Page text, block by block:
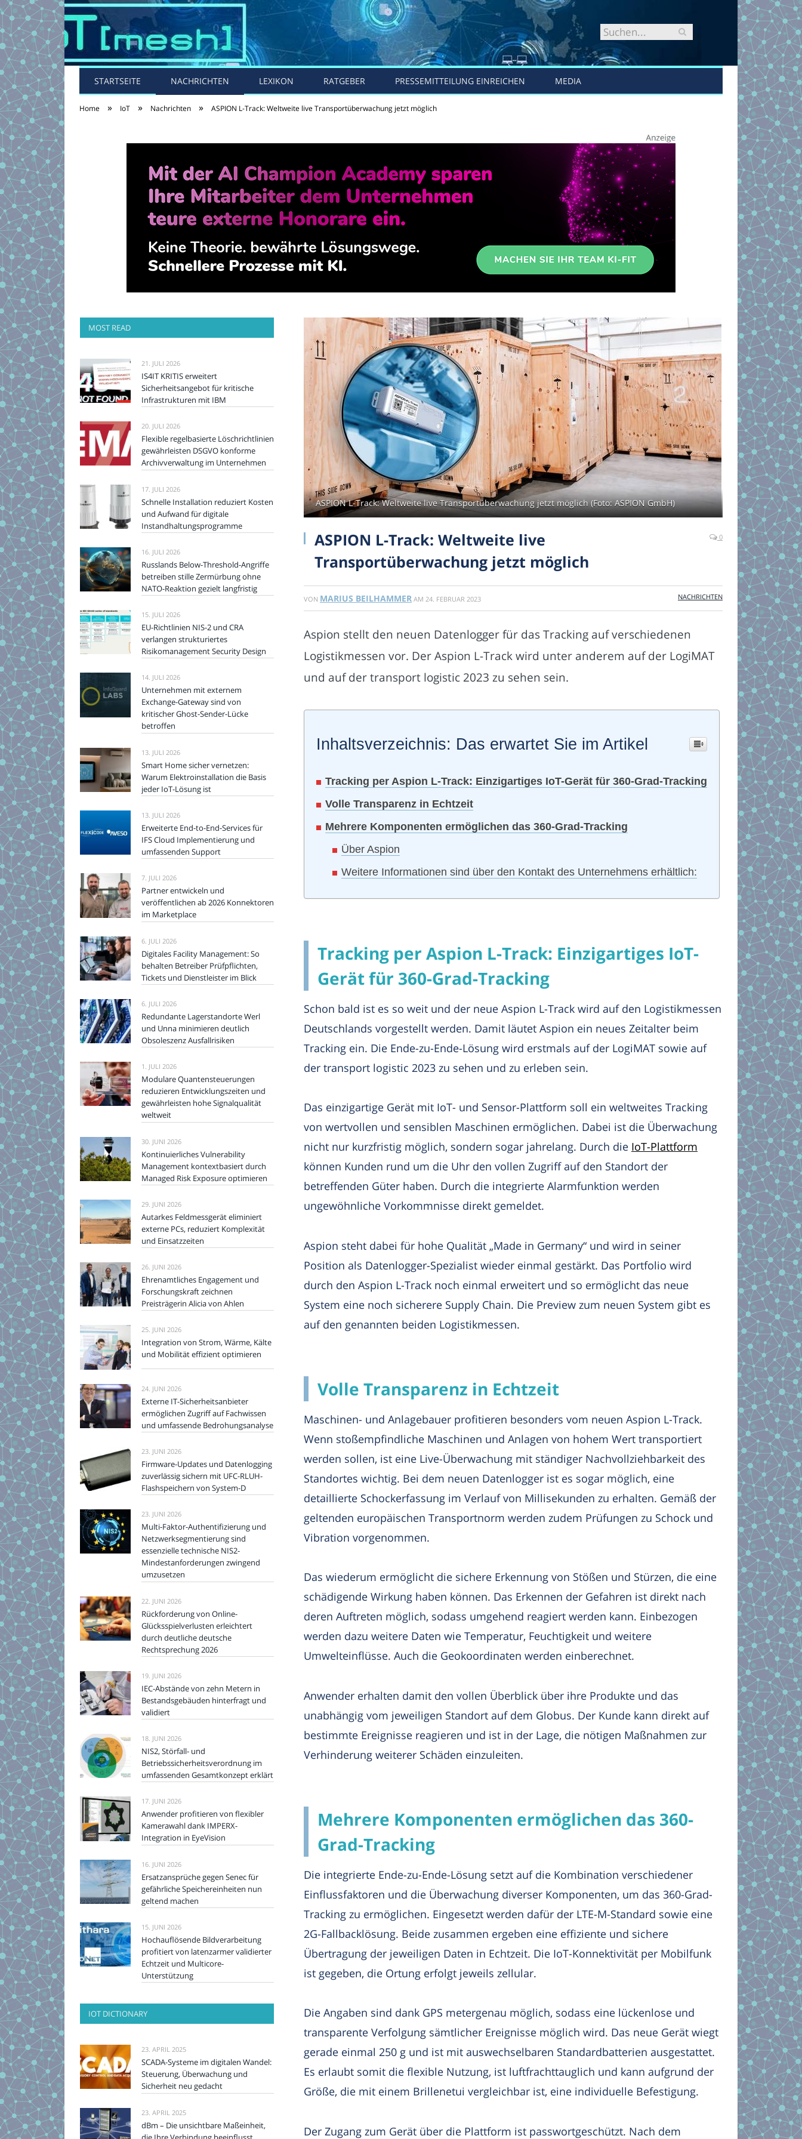
STARTSEITE NACHRICHTEN LEXIKON RATGEBER PRESSEMITTEILUNG EINREICHEN MEDIA
Home » IoT » Nachrichten » ASPION L-Track: Weltweite live Transportüberwachung jetzt möglich
ASPION L-Track: Weltweite live Transportüberwachung jetzt möglich (Foto: ASPION GmbH)
ASPION L-Track: Weltweite live
Transportüberwachung jetzt möglich
0
VON MARIUS BEILHAMMER AM 24. FEBRUAR 2023 NACHRICHTEN
Aspion stellt den neuen Datenlogger für das Tracking auf verschiedenen
Logistikmessen vor. Der Aspion L-Track wird unter anderem auf der LogiMAT
und auf der transport logistic 2023 zu sehen sein.
Inhaltsverzeichnis: Das erwartet Sie im Artikel
Tracking per Aspion L-Track: Einzigartiges IoT-Gerät für 360-Grad-Tracking
Volle Transparenz in Echtzeit
Mehrere Komponenten ermöglichen das 360-Grad-Tracking
Über Aspion
Weitere Informationen sind über den Kontakt des Unternehmens erhältlich:
Tracking per Aspion L-Track: Einzigartiges IoT-
Gerät für 360-Grad-Tracking
Schon bald ist es so weit und der neue Aspion L-Track wird auf den Logistikmessen
Deutschlands vorgestellt werden. Damit läutet Aspion ein neues Zeitalter beim
Tracking ein. Die Ende-zu-Ende-Lösung wird erstmals auf der LogiMAT sowie auf
der transport logistic 2023 zu sehen und zu erleben sein.
Das einzigartige Gerät mit IoT- und Sensor-Plattform soll ein weltweites Tracking
von wertvollen und sensiblen Maschinen ermöglichen. Dabei ist die Überwachung
nicht nur kurzfristig möglich, sondern sogar jahrelang. Durch die IoT-Plattform
können Kunden rund um die Uhr den vollen Zugriff auf den Standort der
betreffenden Güter haben. Durch die integrierte Alarmfunktion werden
ungewöhnliche Vorkommnisse direkt gemeldet.
Aspion steht dabei für hohe Qualität „Made in Germany“ und wird in seiner
Position als Datenlogger-Spezialist wieder einmal gestärkt. Das Portfolio wird
durch den Aspion L-Track noch einmal erweitert und so ermöglicht das neue
System eine noch sicherere Supply Chain. Die Preview zum neuen System gibt es
auf den genannten beiden Logistikmessen.
Volle Transparenz in Echtzeit
Maschinen- und Anlagebauer profitieren besonders vom neuen Aspion L-Track.
Wenn stoßempfindliche Maschinen und Anlagen von hohem Wert transportiert
werden sollen, ist eine Live-Überwachung mit ständiger Nachvollziehbarkeit des
Standortes wichtig. Bei dem neuen Datenlogger ist es sogar möglich, eine
detaillierte Schockerfassung im Verlauf von Millisekunden zu erhalten. Gemäß der
geltenden europäischen Transportnorm werden zudem Prüfungen zu Schock und
Vibration vorgenommen.
Das wiederum ermöglicht die sichere Erkennung von Stößen und Stürzen, die eine
schädigende Wirkung haben können. Das Erkennen der Gefahren ist direkt nach
deren Auftreten möglich, sodass umgehend reagiert werden kann. Einbezogen
werden dazu weitere Daten wie Temperatur, Feuchtigkeit und weitere
Umwelteinflüsse. Auch die Geokoordinaten werden einberechnet.
Anwender erhalten damit den vollen Überblick über ihre Produkte und das
unabhängig vom jeweiligen Standort auf dem Globus. Der Kunde kann direkt auf
bestimmte Ereignisse reagieren und ist in der Lage, die nötigen Maßnahmen zur
Verhinderung weiterer Schäden einzuleiten.
Mehrere Komponenten ermöglichen das 360-
Grad-Tracking
Die integrierte Ende-zu-Ende-Lösung setzt auf die Kombination verschiedener
Einflussfaktoren und die Überwachung diverser Komponenten, um das 360-Grad-
Tracking zu ermöglichen. Eingesetzt werden dafür der LTE-M-Standard sowie eine
2G-Fallbacklösung. Beide zusammen ergeben eine effiziente und sichere
Übertragung der jeweiligen Daten in Echtzeit. Die IoT-Konnektivität per Mobilfunk
ist gegeben, die Ortung erfolgt jeweils zellular.
Die Angaben sind dank GPS metergenau möglich, sodass eine lückenlose und
transparente Verfolgung sämtlicher Ereignisse möglich wird. Das neue Gerät wiegt
gerade einmal 250 g und ist mit auswechselbaren Standardbatterien ausgestattet.
Es erlaubt somit die flexible Nutzung, ist luftfrachttauglich und kann aufgrund der
Größe, die mit einem Brillenetui vergleichbar ist, eine individuelle Befestigung.
Der Zugang zum Gerät über die Plattform ist passwortgeschützt. Nach dem
MOST READ
21. JULI 2026
IS4IT KRITIS erweitert
Sicherheitsangebot für kritische
Infrastrukturen mit IBM
20. JULI 2026
Flexible regelbasierte Löschrichtlinien
gewährleisten DSGVO konforme
Archivverwaltung im Unternehmen
17. JULI 2026
Schnelle Installation reduziert Kosten
und Aufwand für digitale
Instandhaltungsprogramme
16. JULI 2026
Russlands Below-Threshold-Angriffe
betreiben stille Zermürbung ohne
NATO-Reaktion gezielt langfristig
15. JULI 2026
EU-Richtlinien NIS-2 und CRA
verlangen strukturiertes
Risikomanagement Security Design
14. JULI 2026
Unternehmen mit externem
Exchange-Gateway sind von
kritischer Ghost-Sender-Lücke
betroffen
13. JULI 2026
Smart Home sicher vernetzen:
Warum Elektroinstallation die Basis
jeder IoT-Lösung ist
13. JULI 2026
Erweiterte End-to-End-Services für
IFS Cloud Implementierung und
umfassenden Support
7. JULI 2026
Partner entwickeln und
veröffentlichen ab 2026 Konnektoren
im Marketplace
6. JULI 2026
Digitales Facility Management: So
behalten Betreiber Prüfpflichten,
Tickets und Dienstleister im Blick
6. JULI 2026
Redundante Lagerstandorte Werl
und Unna minimieren deutlich
Obsoleszenz Ausfallrisiken
1. JULI 2026
Modulare Quantensteuerungen
reduzieren Entwicklungszeiten und
gewährleisten hohe Signalqualität
weltweit
30. JUNI 2026
Kontinuierliches Vulnerability
Management kontextbasiert durch
Managed Risk Exposure optimieren
29. JUNI 2026
Autarkes Feldmessgerät eliminiert
externe PCs, reduziert Komplexität
und Einsatzzeiten
26. JUNI 2026
Ehrenamtliches Engagement und
Forschungskraft zeichnen
Preisträgerin Alicia von Ahlen
25. JUNI 2026
Integration von Strom, Wärme, Kälte
und Mobilität effizient optimieren
24. JUNI 2026
Externe IT-Sicherheitsanbieter
ermöglichen Zugriff auf Fachwissen
und umfassende Bedrohungsanalyse
23. JUNI 2026
Firmware-Updates und Datenlogging
zuverlässig sichern mit UFC-RLUH-
Flashspeichern von System-D
23. JUNI 2026
Multi-Faktor-Authentifizierung und
Netzwerksegmentierung sind
essenzielle technische NIS2-
Mindestanforderungen zwingend
umzusetzen
22. JUNI 2026
Rückforderung von Online-
Glücksspielverlusten erleichtert
durch deutliche deutsche
Rechtsprechung 2026
19. JUNI 2026
IEC-Abstände von zehn Metern in
Bestandsgebäuden hinterfragt und
validiert
18. JUNI 2026
NIS2, Störfall- und
Betriebssicherheitsverordnung im
umfassenden Gesamtkonzept erklärt
17. JUNI 2026
Anwender profitieren von flexibler
Kamerawahl dank IMPERX-
Integration in EyeVision
16. JUNI 2026
Ersatzansprüche gegen Senec für
gefährliche Speichereinheiten nun
geltend machen
15. JUNI 2026
Hochauflösende Bildverarbeitung
profitiert von latenzarmer validierter
Echtzeit und Multicore-
Unterstützung
IOT DICTIONARY
23. APRIL 2025
SCADA-Systeme im digitalen Wandel:
Steuerung, Überwachung und
Sicherheit neu gedacht
23. APRIL 2025
dBm – Die unsichtbare Maßeinheit,